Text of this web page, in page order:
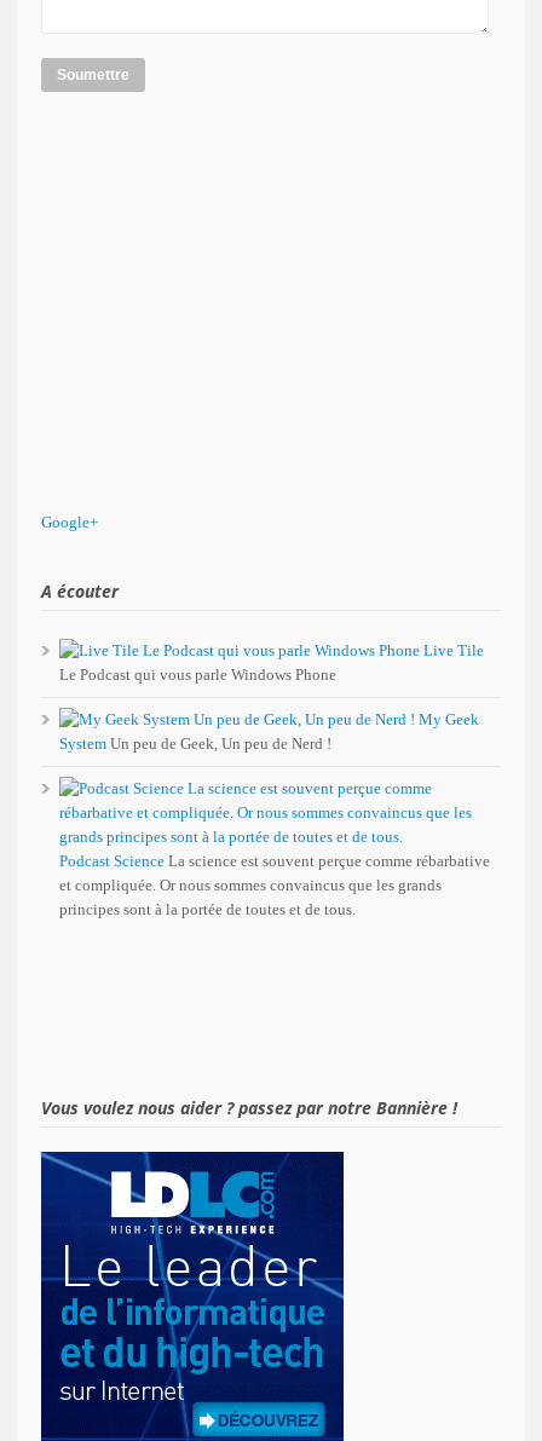
Soumettre
Google+
A écouter
Live Tile
Le Podcast qui vous parle Windows Phone
My Geek
System Un peu de Geek, Un peu de Nerd !
Podcast Science La science est souvent perçue comme rébarbative
et compliquée. Or nous sommes convaincus que les grands
principes sont à la portée de toutes et de tous.
Vous voulez nous aider ? passez par notre Bannière !